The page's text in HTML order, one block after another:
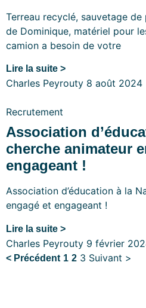
Terreau recyclé, sauvetage
de Dominique, matériel pour
camion a besoin de votre
Lire la suite >
Charles Peyrouty 8 août 2024
Recrutement
Association
cherche animateur
engageant !
Association d’éducation à la
engagé et engageant !
Lire la suite >
Charles Peyrouty 9 février
< Précédent 1 2 3 Suivant >